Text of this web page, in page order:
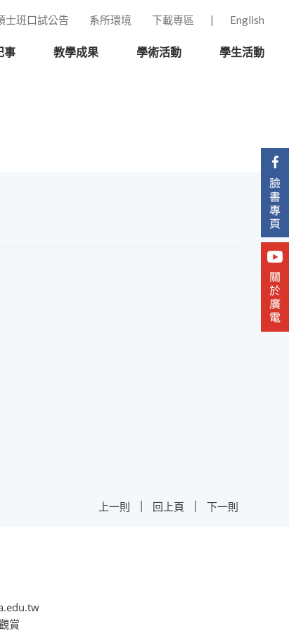
士班口試公告 系所環境 下載專區 English
事 教學成果 學術活動 學生活動
上一則 | 回上頁 | 下一則
賞